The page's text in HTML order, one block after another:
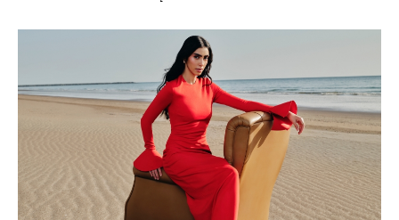
الحقائب
الموسم الجديد
الحقائب النسائية